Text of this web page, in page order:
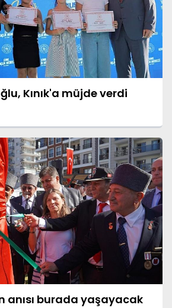
Kınık'a müjde verdi
anısı burada yaşayacak